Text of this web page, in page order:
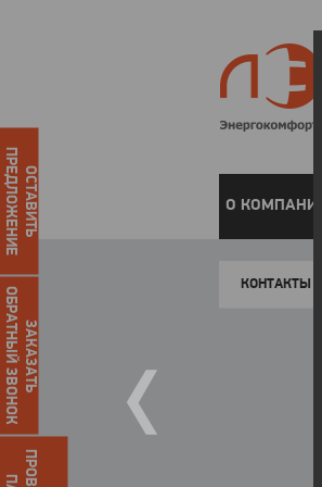
О КОМПАНИИ
КОНТАКТЫ
ОСТАВИТЬ
ПРЕДЛОЖЕНИЕ
ЗАКАЗАТЬ
ОБРАТНЫЙ ЗВОНОК